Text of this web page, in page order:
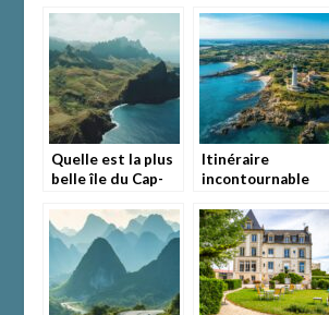
un road trip
inoubliable en
Europe
à Copenhague : un
voyage entre
nature et
divertissement
Quelle est la plus
belle île du Cap-
de Santa Luzia,
une réserve
naturelle
exceptionnelle
Itinéraire
incontournable
l’île d’Yeu en une
journée